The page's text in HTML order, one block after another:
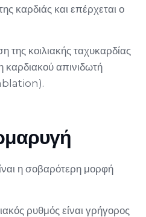
καρδιάς και επέρχεται ο
της κοιλιακής ταχυκαρδίας
καρδιακού απινιδωτή
η σοβαρότερη μορφή
ρυθμός είναι γρήγορος